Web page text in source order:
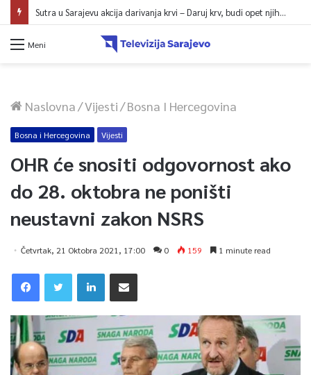
Sutra u Sarajevu akcija darivanja krvi – Daruj krv, budi opet njihov heroj
Meni
Naslovna/Vijesti/Bosna I Hercegovina
Bosna i Hercegovina Vijesti
OHR će snositi odgovornost ako
do 28. oktobra ne poništi
neustavni zakon NSRS
Četvrtak, 21 Oktobra 2021, 17:00 0 159 1 minute read